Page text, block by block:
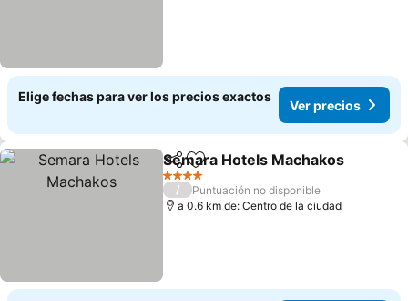
Elige fechas para ver los precios exactos
Ver precios
CompartirAgregar a favoritos
Semara Hotels Machakos
4 Estrellas
/
Puntuación no disponible
a 0.6 km de: Centro de la ciudad